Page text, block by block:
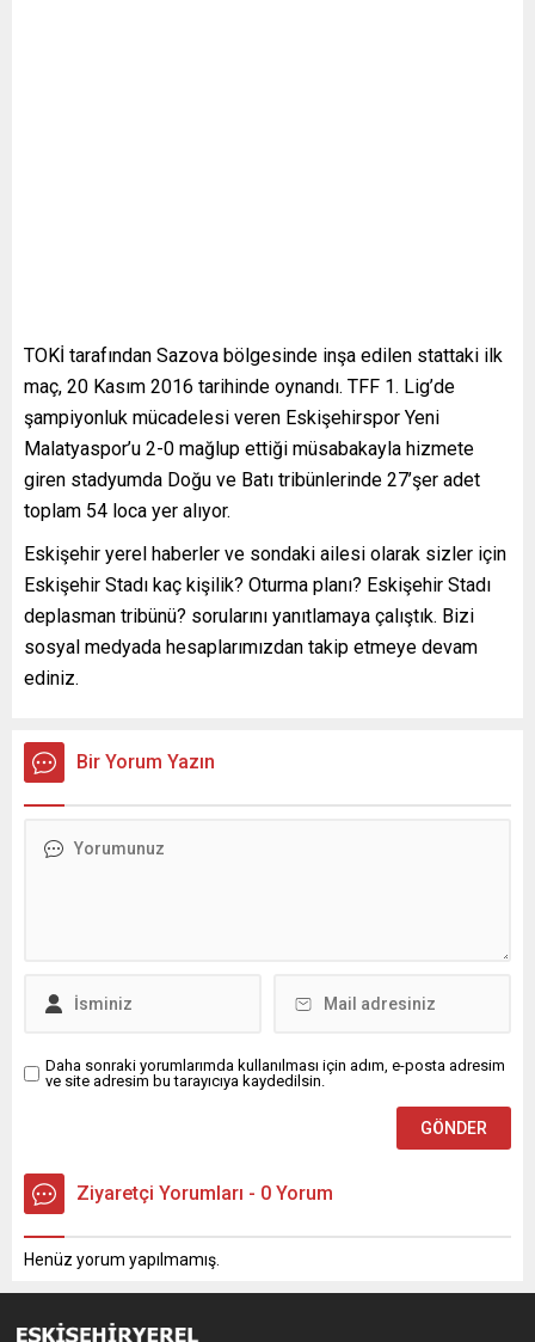
TOKİ tarafından Sazova bölgesinde inşa edilen stattaki ilk
maç, 20 Kasım 2016 tarihinde oynandı. TFF 1. Lig’de
şampiyonluk mücadelesi veren Eskişehirspor Yeni
Malatyaspor’u 2-0 mağlup ettiği müsabakayla hizmete
giren stadyumda Doğu ve Batı tribünlerinde 27’şer adet
toplam 54 loca yer alıyor.
Eskişehir yerel haberler ve sondaki ailesi olarak sizler için
Eskişehir Stadı kaç kişilik? Oturma planı? Eskişehir Stadı
deplasman tribünü? sorularını yanıtlamaya çalıştık. Bizi
sosyal medyada hesaplarımızdan takip etmeye devam
ediniz.
Bir Yorum Yazın
Daha sonraki yorumlarımda kullanılması için adım, e-posta adresim
ve site adresim bu tarayıcıya kaydedilsin.
Ziyaretçi Yorumları - 0 Yorum
Henüz yorum yapılmamış.